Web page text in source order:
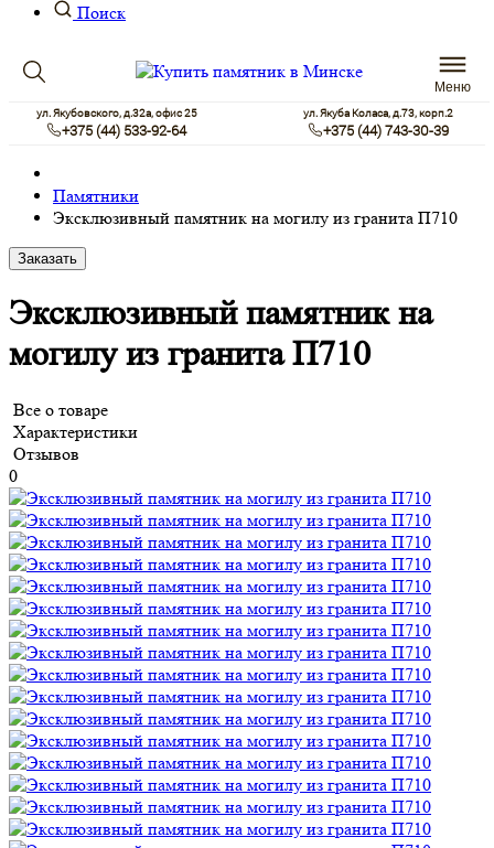
Поиск
Меню
ул. Якубовского, д.32а, офис 25
+375 (44) 533-92-64
ул. Якуба Коласа, д.73, корп.2
+375 (44) 743-30-39
Памятники
Эксклюзивный памятник на могилу из гранита П710
Заказать
Эксклюзивный памятник на
могилу из гранита П710
Все о товаре
Характеристики
Отзывов
0